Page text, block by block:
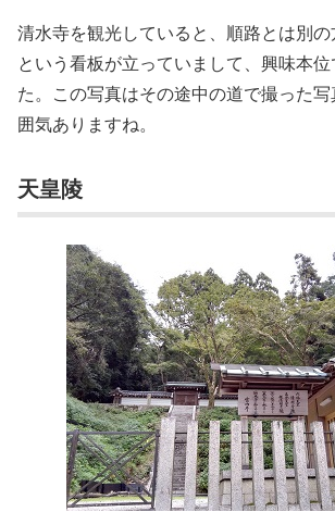
清水寺を観光していると、順路とは別の
という看板が立っていまして、興味本
た。この写真はその途中の道で撮った
囲気ありますね。
天皇陵